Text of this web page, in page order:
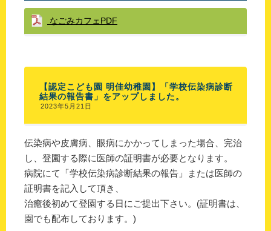
なごみカフェPDF
【認定こども園 明佳幼稚園】「学校伝染病診断
結果の報告書」をアップしました。
2023年5月21日
伝染病や皮膚病、眼病にかかってしまった場合、完治
し、登園する際に医師の証明書が必要となります。
病院にて「学校伝染病診断結果の報告」または医師の
証明書を記入して頂き、
治癒後初めて登園する日にご提出下さい。(証明書は、
園でも配布しております。)